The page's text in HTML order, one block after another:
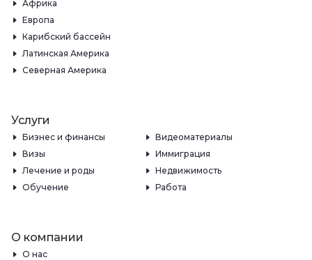
Африка
Европа
Карибский бассейн
Латинская Америка
Северная Америка
Услуги
Бизнес и финансы
Видеоматериалы
Визы
Иммиграция
Лечение и роды
Недвижимость
Обучение
Работа
О компании
О нас